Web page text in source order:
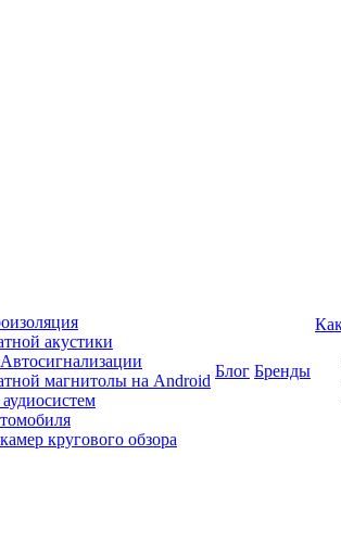
акустики
магнитолы на Android
кругового обзора
Блог Бренды